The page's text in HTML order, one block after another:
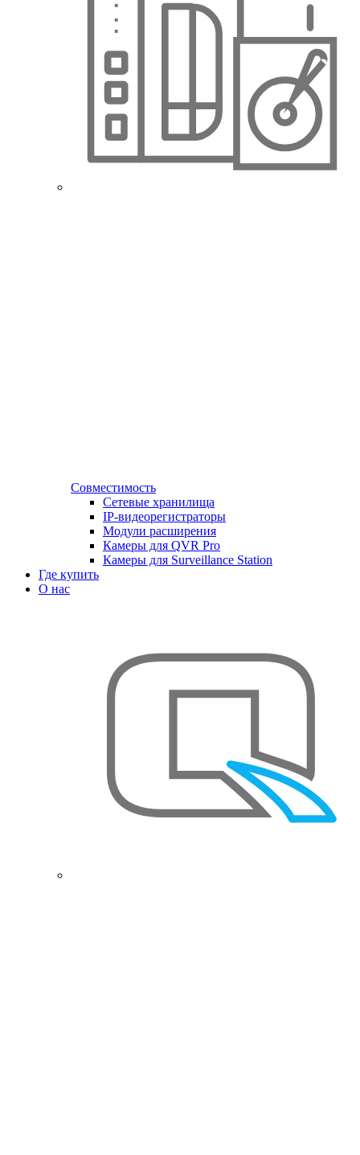
Совместимость
Сетевые хранилища
IP-видеорегистраторы
Модули расширения
Камеры для QVR Pro
Камеры для Surveillance Station
Где купить
О нас